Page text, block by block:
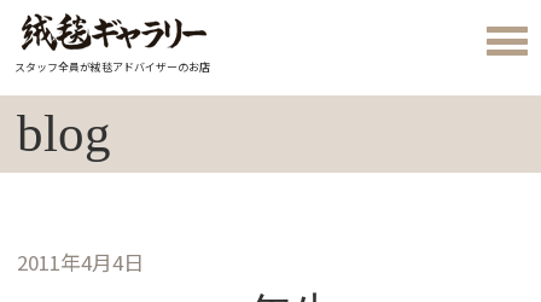
スタッフ全員が絨毯アドバイザーのお店
blog
2011年4月4日